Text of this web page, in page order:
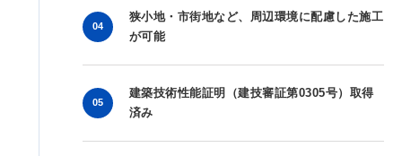
04
狭小地・市街地など、周辺環境に配慮した施工
が可能
05
建築技術性能証明（建技審証第0305号）取得
済み